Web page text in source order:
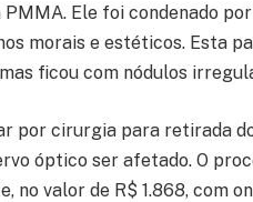
Ele foi condenado
morais e estéticos. Esta
ficou com nódulos
por cirurgia para retirada
óptico ser afetado. O
no valor de R$ 1.868, com